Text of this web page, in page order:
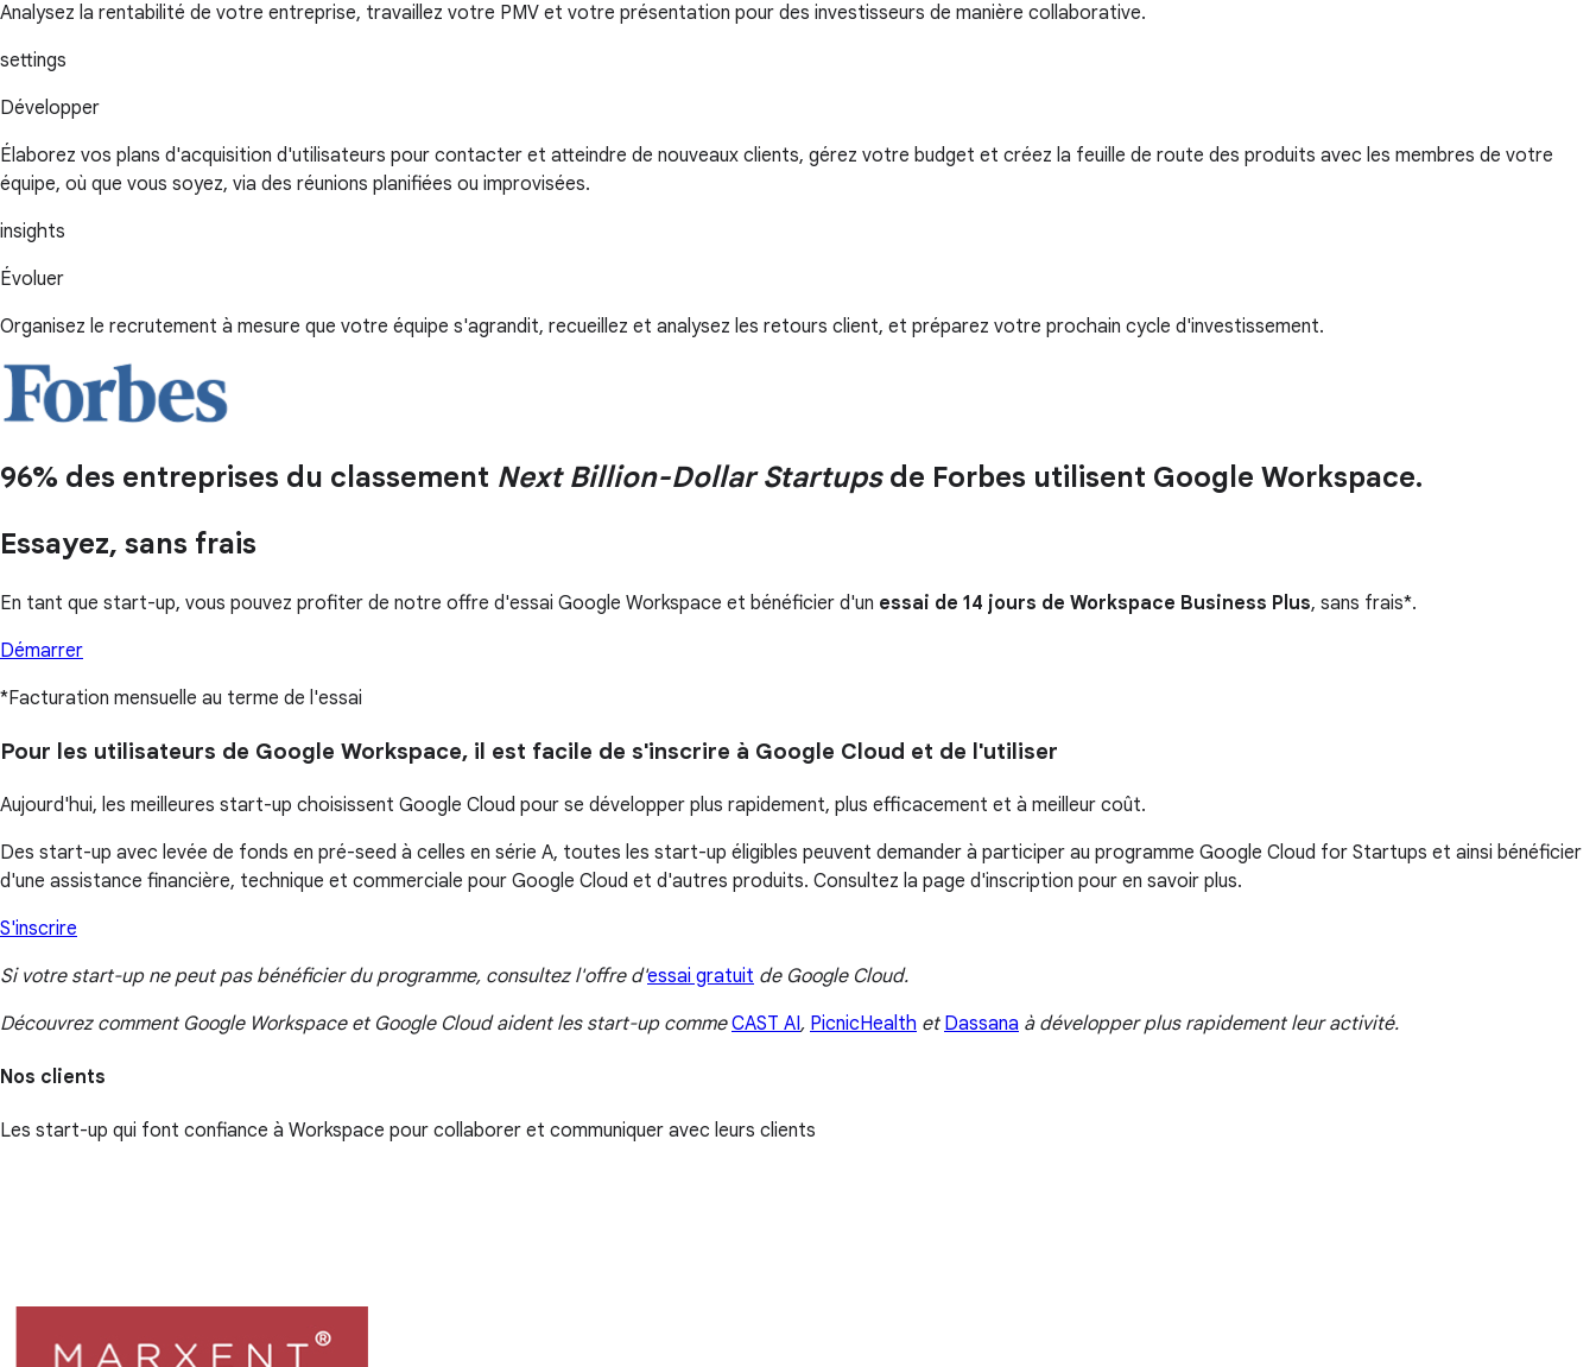
Analysez la rentabilité de votre entreprise, travaillez votre PMV et votre présentation pour des investisseurs de manière collaborative.
settings
Développer
Élaborez vos plans d'acquisition d'utilisateurs pour contacter et atteindre de nouveaux clients, gérez votre budget et créez la feuille de route des produits avec les membres de votre
équipe, où que vous soyez, via des réunions planifiées ou improvisées.
insights
Évoluer
Organisez le recrutement à mesure que votre équipe s'agrandit, recueillez et analysez les retours client, et préparez votre prochain cycle d'investissement.
96% des entreprises du classement Next Billion-Dollar Startupsde Forbes utilisent Google Workspace.
Essayez, sans frais
En tant que start-up, vous pouvez profiter de notre offre d'essai Google Workspace et bénéficier d'un essai de 14 jours de Workspace Business Plus, sans frais*.
Démarrer
*Facturation mensuelle au terme de l'essai
Pour les utilisateurs de Google Workspace, il est facile de s'inscrire à Google Cloud et de l'utiliser
Aujourd'hui, les meilleures start-up choisissent Google Cloud pour se développer plus rapidement, plus efficacement et à meilleur coût.
Des start-up avec levée de fonds en pré-seed à celles en série A, toutes les start-up éligibles peuvent demander à participer au programme Google Cloud for Startups et ainsi bénéficier
d'une assistance financière, technique et commerciale pour Google Cloud et d'autres produits. Consultez la page d'inscription pour en savoir plus.
S'inscrire
Si votre start-up ne peut pas bénéficier du programme, consultez l'offre d'essai gratuit de Google Cloud.
Découvrez comment Google Workspace et Google Cloud aident les start-up commeCAST AI, PicnicHealth et Dassana à développer plus rapidement leur activité.
Nos clients
Les start-up qui font confiance à Workspace pour collaborer et communiquer avec leurs clients